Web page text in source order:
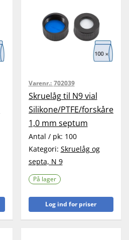
Varenr.: 702039
Skruelåg til N9 vial
Silikone/PTFE/forskåret
1,0 mm septum
Antal / pk: 100
Kategori: Skruelåg og
septa, N 9
På lager
Log ind for priser